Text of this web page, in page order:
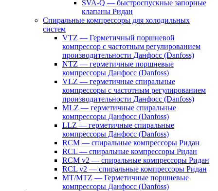
SVA-Q — быстроспускные запорные
клапаны Ридан
Спиральные компрессоры для холодильных
систем
VTZ — Герметичный поршневой
компрессор с частотным регулированием
производительности Данфосс (Danfoss)
NTZ — герметичные поршневые
компрессоры Данфосс (Danfoss)
VLZ — герметичные спиральные
компрессоры с частотным регулированием
производительности Данфосс (Danfoss)
MLZ — герметичные спиральные
компрессоры Данфосс (Danfoss)
LLZ — герметичные спиральные
компрессоры Данфосс (Danfoss)
RCM — спиральные компрессоры Ридан
RCL — спиральные компрессоры Ридан
RCM v2 — спиральные компрессоры Ридан
RCL v2 — спиральные компрессоры Ридан
MT/MTZ — Герметичные поршневые
компрессоры Данфосс (Danfoss)